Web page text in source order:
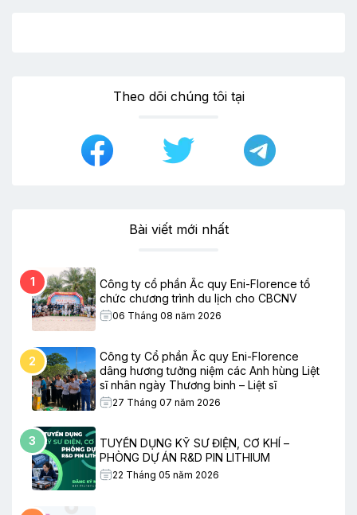
Theo dõi chúng tôi tại
Bài viết mới nhất
1
Công ty cổ phần Ắc quy Eni-Florence tổ
chức chương trình du lịch cho CBCNV
06 Tháng 08 năm 2026
2
Công ty Cổ phần Ắc quy Eni-Florence
dâng hương tưởng niệm các Anh hùng Liệt
sĩ nhân ngày Thương binh – Liệt sĩ
27 Tháng 07 năm 2026
3
TUYỂN DỤNG KỸ SƯ ĐIỆN, CƠ KHÍ –
PHÒNG DỰ ÁN R&D PIN LITHIUM
22 Tháng 05 năm 2026